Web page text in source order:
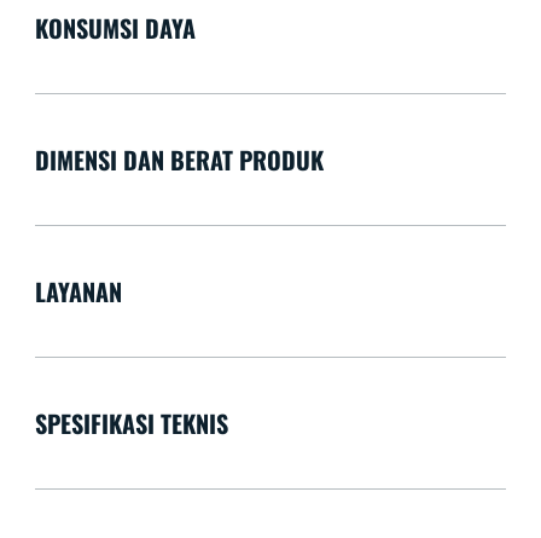
KONSUMSI DAYA
DIMENSI DAN BERAT PRODUK
LAYANAN
SPESIFIKASI TEKNIS